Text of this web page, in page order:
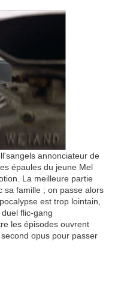
annonciateur de
épaules du jeune Mel
La meilleure partie
sa famille ; on passe alors
est trop lointain,
flic-gang
les épisodes ouvrent
opus pour passer